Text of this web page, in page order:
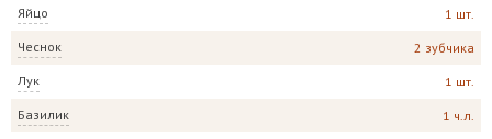
Яйцо 1 шт.
Чеснок 2 зубчика
Лук 1 шт.
Базилик 1 ч.л.